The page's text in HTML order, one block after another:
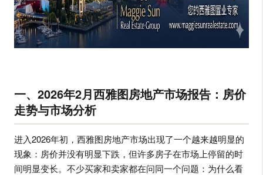
一、2026年2月西雅图房地产市场报告：房价
走势与市场分析
进入2026年初，西雅图房地产市场出现了一个越来越明显的
现象：房价并没有明显下跌，但许多房子在市场上停留的时
间明显变长。不少买家和卖家都在问同一个问题：为什么看